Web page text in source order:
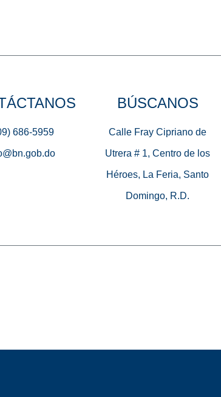
686-5959
BÚSCANOS
Calle Fray Cipriano de
Utrera # 1, Centro de los
Héroes, La Feria, Santo
Domingo, R.D.